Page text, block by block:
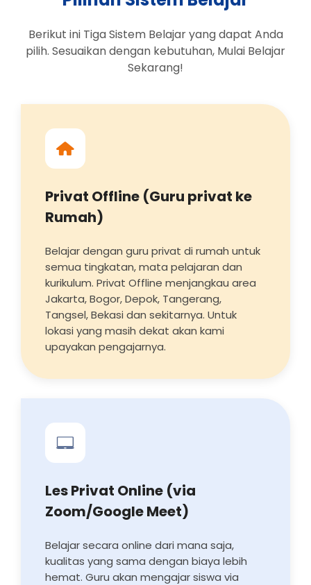
Berikut ini Tiga Sistem Belajar yang dapat Anda
pilih. Sesuaikan dengan kebutuhan, Mulai Belajar
Sekarang!
Privat Offline (Guru privat ke
Rumah)
Belajar dengan guru privat di rumah untuk
semua tingkatan, mata pelajaran dan
kurikulum. Privat Offline menjangkau area
Jakarta, Bogor, Depok, Tangerang,
Tangsel, Bekasi dan sekitarnya. Untuk
lokasi yang masih dekat akan kami
upayakan pengajarnya.
Les Privat Online (via
Zoom/Google Meet)
Belajar secara online dari mana saja,
kualitas yang sama dengan biaya lebih
hemat. Guru akan mengajar siswa via